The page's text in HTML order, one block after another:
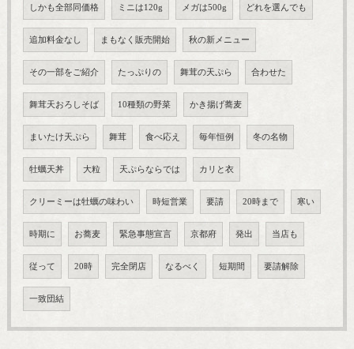
しかも全部同価格 ミニは120g メガは500g どれを選んでも
追加料金なし まもなく販売開始 秋の新メニュー
その一部をご紹介 たっぷりの 舞茸の天ぷら 合わせた
舞茸天おろしそば 10種類の野菜 かき揚げ蕎麦
まいたけ天ぷら 舞茸 食べ応え 毎年恒例 冬の名物
牡蠣天丼 大粒 天ぷらならでは カリと衣
クリーミーは牡蠣の味わい 時短営業 要請 20時まで 寒い
時期に お蕎麦 緊急事態宣言 京都府 発出 当店も
従って 20時 完全閉店 なるべく 短期間 要請解除
一致団結